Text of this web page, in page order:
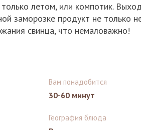
летом, или компотик.
заморозке продукт не только
свинца, что немаловажно!
Вам понадобится
30-60 минут
География блюда